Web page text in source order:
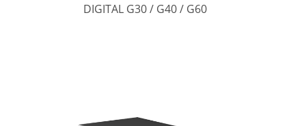
DIGITAL G30 / G40 / G60